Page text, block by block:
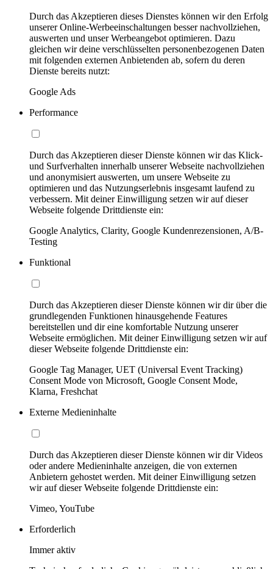
Durch das Akzeptieren dieses Dienstes können wir den Erfolg
unserer Online-Werbeeinschaltungen besser nachvollziehen,
auswerten und unser Werbeangebot optimieren. Dazu
gleichen wir deine verschlüsselten personenbezogenen Daten
mit folgenden externen Anbietenden ab, sofern du deren
Dienste bereits nutzt:
Google Ads
Performance
Durch das Akzeptieren dieser Dienste können wir das Klick-
und Surfverhalten innerhalb unserer Webseite nachvollziehen
und anonymisiert auswerten, um unsere Webseite zu
optimieren und das Nutzungserlebnis insgesamt laufend zu
verbessern. Mit deiner Einwilligung setzen wir auf dieser
Webseite folgende Drittdienste ein:
Google Analytics, Clarity, Google Kundenrezensionen, A/B-
Testing
Funktional
Durch das Akzeptieren dieser Dienste können wir dir über die
grundlegenden Funktionen hinausgehende Features
bereitstellen und dir eine komfortable Nutzung unserer
Webseite ermöglichen. Mit deiner Einwilligung setzen wir auf
dieser Webseite folgende Drittdienste ein:
Google Tag Manager, UET (Universal Event Tracking)
Consent Mode von Microsoft, Google Consent Mode,
Klarna, Freshchat
Externe Medieninhalte
Durch das Akzeptieren dieser Dienste können wir dir Videos
oder andere Medieninhalte anzeigen, die von externen
Anbietern gehostet werden. Mit deiner Einwilligung setzen
wir auf dieser Webseite folgende Drittdienste ein:
Vimeo, YouTube
Erforderlich
Immer aktiv